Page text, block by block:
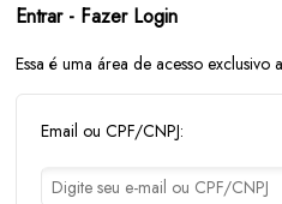
Entrar - Fazer Login
Essa é uma área de acesso exclusivo
Email ou CPF/CNPJ: